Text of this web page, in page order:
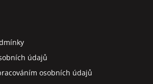
údajů
osobních údajů